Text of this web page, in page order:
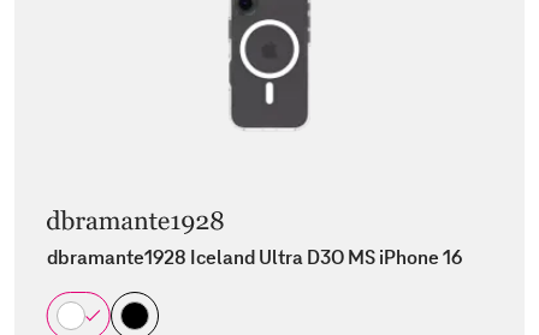
dbramante1928 Iceland Ultra D3O MS iPhone 16